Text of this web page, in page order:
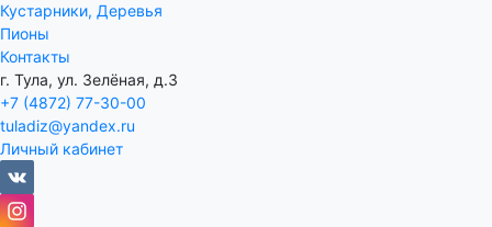
Кустарники, Деревья
Пионы
Контакты
г. Тула, ул. Зелёная, д.3
+7 (4872) 77-30-00
tuladiz@yandex.ru
Личный кабинет